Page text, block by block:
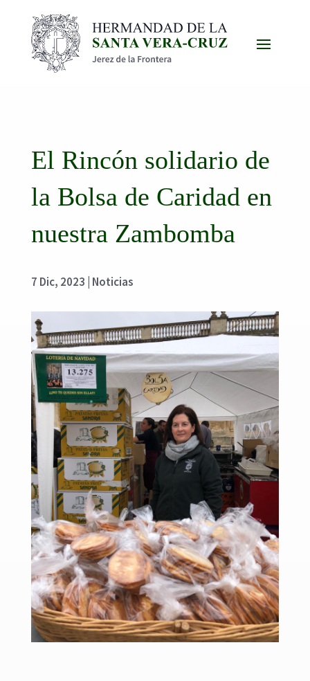
El Rincón solidario de
la Bolsa de Caridad en
nuestra Zambomba
7 Dic, 2023 Noticias